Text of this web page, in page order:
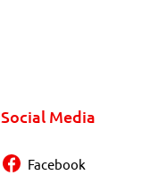
Social Media
Facebook